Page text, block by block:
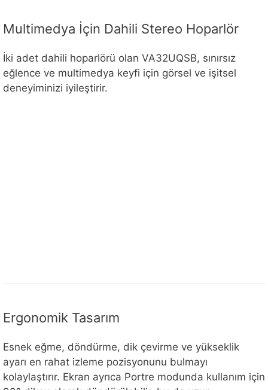
Multimedya İçin Dahili Stereo Hoparlör
İki adet dahili hoparlörü olan VA32UQSB, sınırsız
eğlence ve multimedya keyfi için görsel ve işitsel
deneyiminizi iyileştirir.
Ergonomik Tasarım
Esnek eğme, döndürme, dik çevirme ve yükseklik
ayarı en rahat izleme pozisyonunu bulmayı
kolaylaştırır. Ekran ayrıca Portre modunda kullanım için